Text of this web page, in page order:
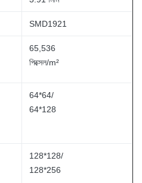
SMD1921
65,536
পিক্সেল/m²
64*64/
64*128
128*128/
128*256